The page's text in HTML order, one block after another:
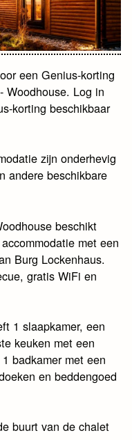
een Genius-korting
Woodhouse. Log in
korting beschikbaar
zijn onderhevig
andere beschikbare
beschikt
met een
Burg Lockenhaus.
gratis WiFi en
1 slaapkamer, een
keuken met een
badkamer met een
en beddengoed
buurt van de chalet